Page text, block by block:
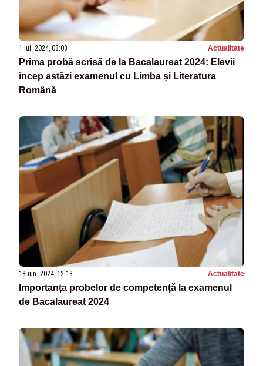
1 iul. 2024, 08:03 Actualitate
Prima probă scrisă de la Bacalaureat 2024: Elevii
încep astăzi examenul cu Limba și Literatura
Română
18 iun. 2024, 12:18 Actualitate
Importanța probelor de competență la examenul
de Bacalaureat 2024